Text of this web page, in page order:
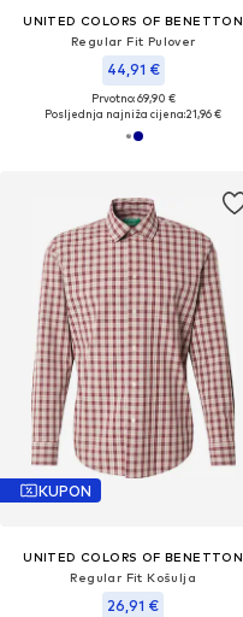
UNITED COLORS OF BENETTON
Regular Fit Pulover
44,91 €
Prvotno: 69,90 €
Posljednja najniža cijena:21,96 €
KUPON
UNITED COLORS OF BENETTON
Regular Fit Košulja
26,91 €